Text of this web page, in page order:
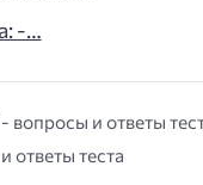
-…
и ответы
ответы теста